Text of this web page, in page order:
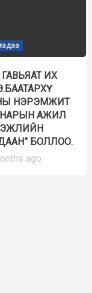
ГАВЬЯАТ ИХ
НЭРЭМЖИТ
АЖИЛ
БОЛЛОО.
ago